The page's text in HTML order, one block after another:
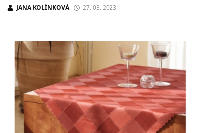
JANA KOLÍNKOVÁ 27. 03. 2023